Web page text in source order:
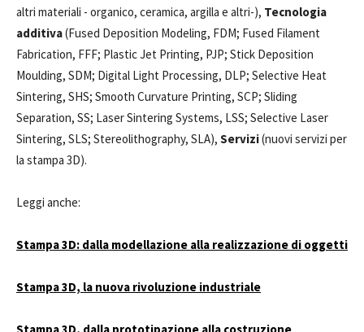
altri materiali - organico, ceramica, argilla e altri-), Tecnologia
additiva(Fused Deposition Modeling, FDM; Fused Filament
Fabrication, FFF; Plastic Jet Printing, PJP; Stick Deposition
Moulding, SDM; Digital Light Processing, DLP; Selective Heat
Sintering, SHS; Smooth Curvature Printing, SCP; Sliding
Separation, SS; Laser Sintering Systems, LSS; Selective Laser
Sintering, SLS; Stereolithography, SLA), Servizi(nuovi servizi per
la stampa 3D).
Leggi anche:
Stampa 3D: dalla modellazione alla realizzazione di oggetti
Stampa 3D, la nuova rivoluzione industriale